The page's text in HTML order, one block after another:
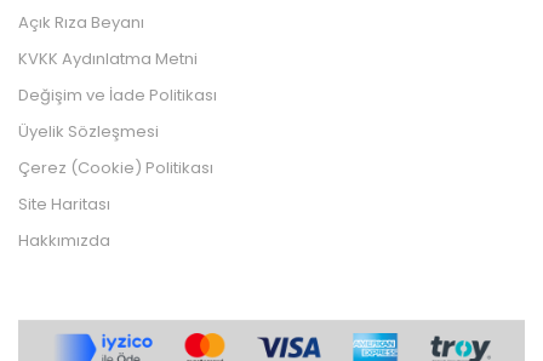
Açık Rıza Beyanı
KVKK Aydınlatma Metni
Değişim ve İade Politikası
Üyelik Sözleşmesi
Çerez (Cookie) Politikası
Site Haritası
Hakkımızda